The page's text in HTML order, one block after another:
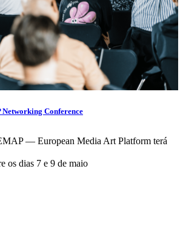
Conference
— European Media Art Platform terá
os dias 7 e 9 de maio